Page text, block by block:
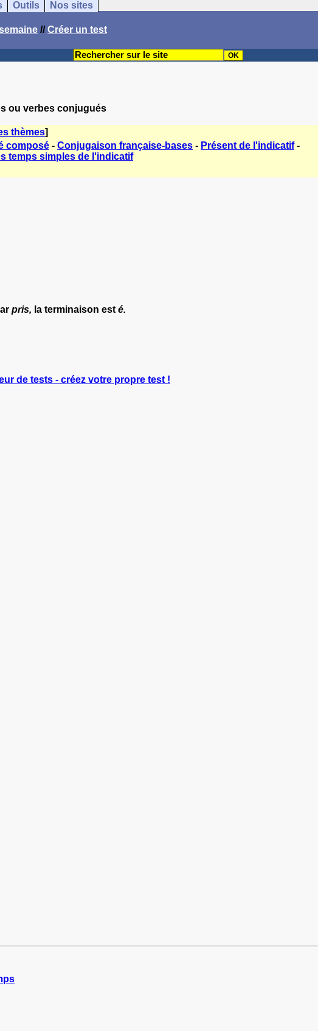
Outils Nos sites
//Créer un test
ou verbes conjugués
thèmes]
composé - Conjugaison française-bases - Présent de l'indicatif-
temps simples de l'indicatif
pris, la terminaison est é.
de tests - créez votre propre test !